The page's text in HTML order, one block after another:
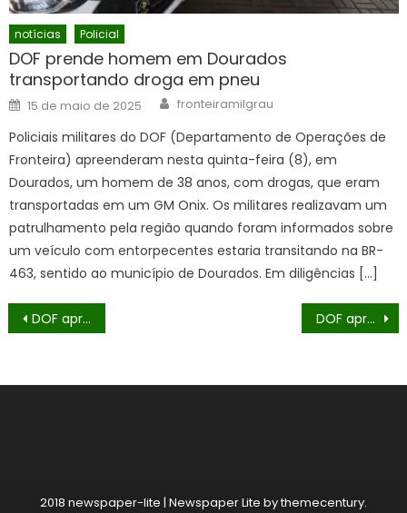
notícias Policial
DOF prende homem em Dourados
transportando droga em pneu
Posted
on
15 de maio de 2025 Author
fronteiramilgrau
Policiais militares do DOF (Departamento de Operações de
Fronteira) apreenderam nesta quinta-feira (8), em
Dourados, um homem de 38 anos, com drogas, que eram
transportadas em um GM Onix. Os militares realizavam um
patrulhamento pela região quando foram informados sobre
um veículo com entorpecentes estaria transitando na BR-
463, sentido ao município de Dourados. Em diligências […]
Navegação
Post
DOF apreende mais de 2 toneladas de maconha escondidas em carga de milho DOF apreende mais de 350 quilos de maconha em estacionamento de shopping em Dourados
2018 newspaper-lite | Newspaper Lite bythemecentury.